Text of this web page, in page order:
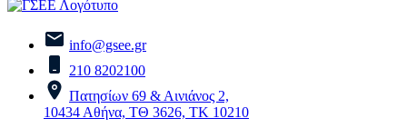
info@gsee.gr
210 8202100
Πατησίων 69 & Αινιάνος 2,
10434 Αθήνα, ΤΘ 3626, ΤΚ 10210